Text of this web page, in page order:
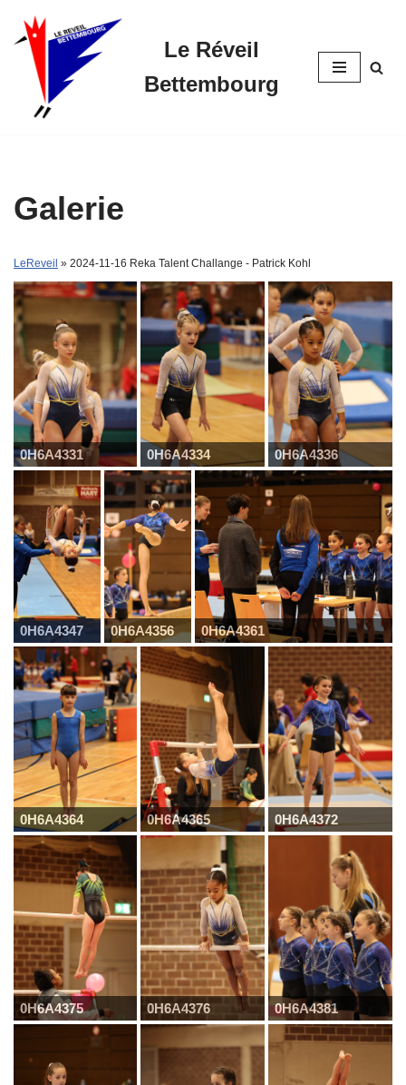
Skip
content
Le Réveil
Bettembourg
Galerie
LeReveil » 2024-11-16 Reka Talent Challange - Patrick Kohl
0H6A4331 0H6A4334 0H6A4336
0H6A4347 0H6A4356 0H6A4361
0H6A4364 0H6A4365 0H6A4372
0H6A4375 0H6A4376 0H6A4381